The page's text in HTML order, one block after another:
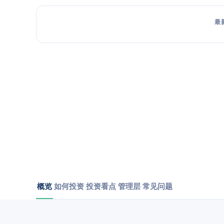
最
概览 如何投资 投资看点 管理层 常见问题